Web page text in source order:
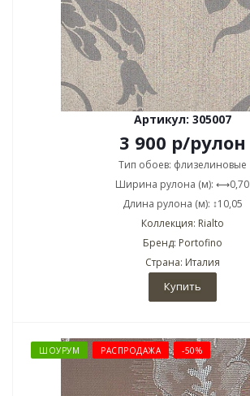
Артикул: 305007
3 900 р/рулон
Тип обоев: флизелиновые
Ширина рулона (м): ⟷0,70
Длина рулона (м): ↕10,05
Коллекция: Rialto
Бренд: Portofino
Страна: Италия
Купить
ШОУРУМ РАСПРОДАЖА -50%